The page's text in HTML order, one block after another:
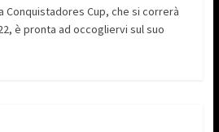
Conquistadores Cup, che si correrà
è pronta ad occogliervi sul suo